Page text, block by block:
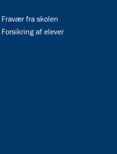
34.8:
Fravær fra skolen
34.10:
Forsikring af elever